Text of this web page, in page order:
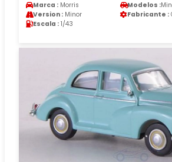
Marca : Morris Modelos :
Version : Minor Fabricante :
Escala : 1/43